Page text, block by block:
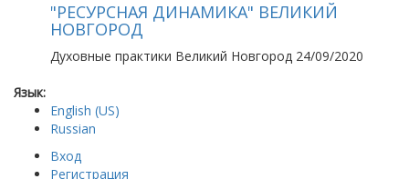
"РЕСУРСНАЯ ДИНАМИКА" ВЕЛИКИЙ
НОВГОРОД
Духовные практики Великий Новгород 24/09/2020
Язык:
English (US)
Russian
Вход
Регистрация